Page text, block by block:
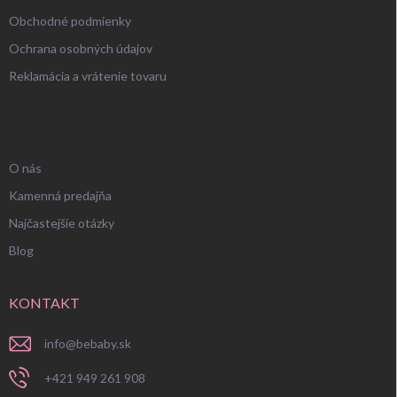
Obchodné podmienky
Ochrana osobných údajov
Reklamácia a vrátenie tovaru
O nás
Kamenná predajňa
Najčastejšie otázky
Blog
KONTAKT
info@bebaby.sk
+421 949 261 908